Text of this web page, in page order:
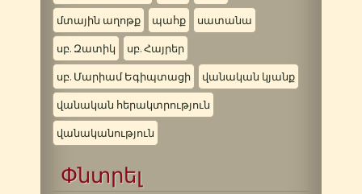
մտային աղոթք պահք սատանա
սբ. Զատիկ սբ. Հայրեր
սբ. Մարիամ Եգիպտացի վանական կյանք
վանական հերակտրություն
վանականություն
Փնտրել